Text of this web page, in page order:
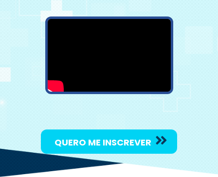
QUERO ME INSCREVER